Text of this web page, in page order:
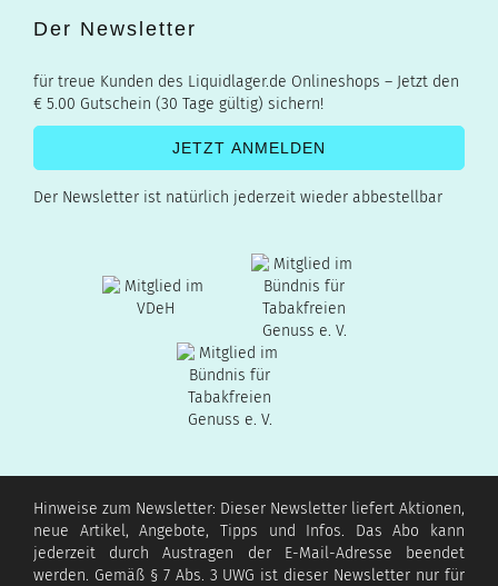
Der Newsletter
für treue Kunden des Liquidlager.de Onlineshops – Jetzt den
€ 5.00 Gutschein (30 Tage gültig) sichern!
Der Newsletter ist natürlich jederzeit wieder abbestellbar
Hinweise zum Newsletter: Dieser Newsletter liefert Aktionen,
neue Artikel, Angebote, Tipps und Infos. Das Abo kann
jederzeit durch Austragen der E-Mail-Adresse beendet
werden. Gemäß § 7 Abs. 3 UWG ist dieser Newsletter nur für